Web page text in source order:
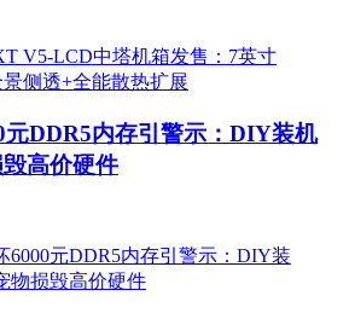
元DDR5内存引警示：DIY装机
高价硬件